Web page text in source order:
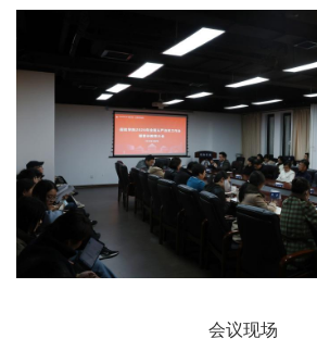
会议现场